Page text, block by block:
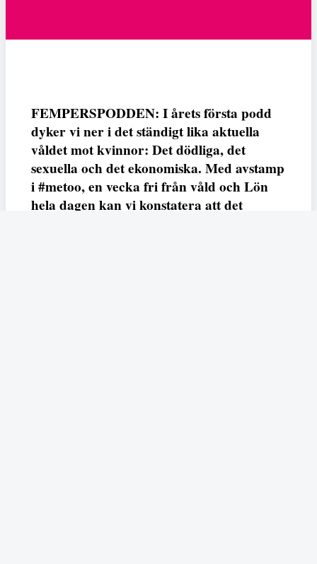
FEMPERSPODDEN: I årets första podd
dyker vi ner i det ständigt lika aktuella
våldet mot kvinnor: Det dödliga, det
sexuella och det ekonomiska. Med avstamp
i #metoo, en vecka fri från våld och Lön
hela dagen kan vi konstatera att det